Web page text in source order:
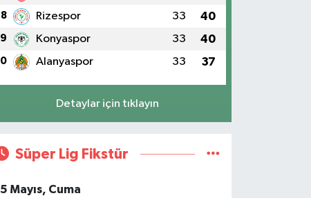
8 Rizespor 33 40
9 Konyaspor 33 40
Alanyaspor 33 37
Detaylar için tıklayın
Süper Lig Fikstür
Mayıs, Cuma